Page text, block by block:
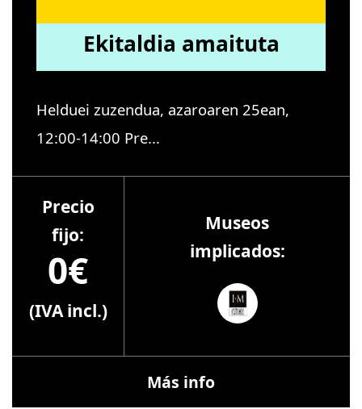
Ekitaldia amaituta
Helduei zuzendua, azaroaren 25ean,
12:00-14:00 Pre...
Precio
fijo:
0€
(IVA incl.)
Museos
implicados:
Más info